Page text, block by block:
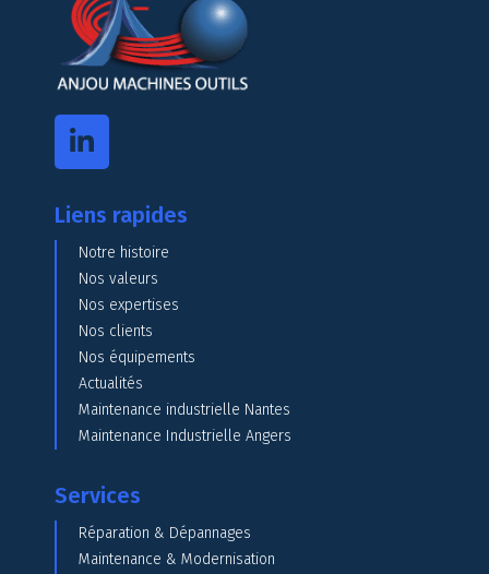
Liens rapides
Notre histoire
Nos valeurs
Nos expertises
Nos clients
Nos équipements
Actualités
Maintenance industrielle Nantes
Maintenance Industrielle Angers
Services
Réparation & Dépannages
Maintenance & Modernisation